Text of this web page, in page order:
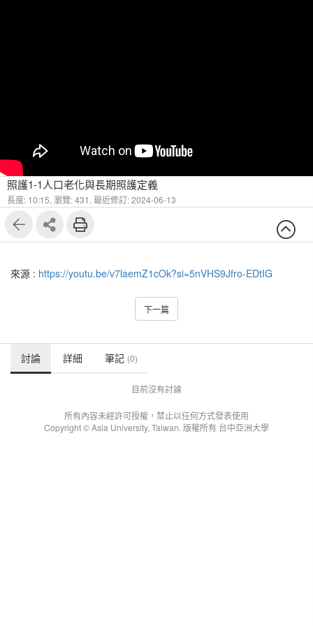
照護1-1人口老化與長期照護定義
長度: 10:15, 瀏覽: 431, 最近修訂: 2024-06-13
來源 : https://youtu.be/v7laemZ1cOk?si=5nVHS9Jfro-EDtIG
下一篇
討論 詳細 筆記 (0)
目前沒有討論
所有內容未經許可授權，禁止以任何方式發表使用
Copyright © Asia University, Taiwan. 版權所有 台中亞洲大學